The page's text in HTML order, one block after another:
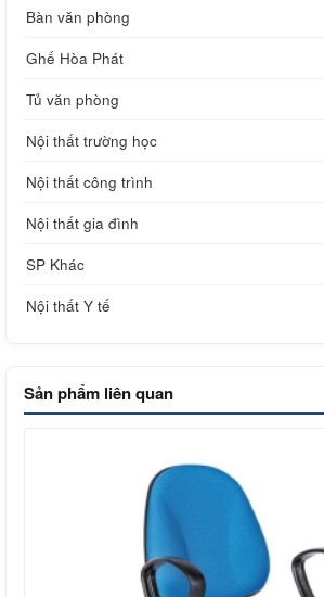
Bàn văn phòng
Ghế Hòa Phát
Tủ văn phòng
Nội thất trường học
Nội thất công trình
Nội thất gia đình
SP Khác
Nội thất Y tế
Sản phẩm liên quan